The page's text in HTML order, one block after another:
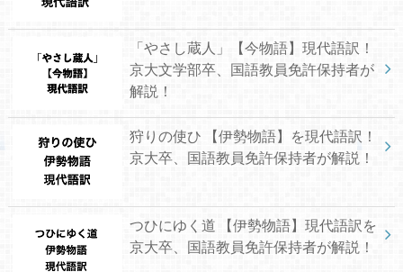
「やさし蔵人」【今物語】現代語訳！
京大文学部卒、国語教員免許保持者が
解説！
狩りの使ひ 【伊勢物語】を現代語訳！
京大卒、国語教員免許保持者が解説！
つひにゆく道 【伊勢物語】現代語訳を
京大卒、国語教員免許保持者が解説！